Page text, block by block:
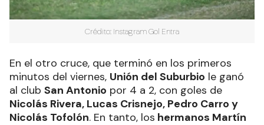
Crédito: Instagram Gol Entra
En el otro cruce, que terminó en los primeros
minutos del viernes, Unión del Suburbio le ganó
al club San Antonio por 4 a 2, con goles de
Nicolás Rivera, Lucas Crisnejo, Pedro Carro y
Nicolás Tofolón. En tanto, los hermanos Martín